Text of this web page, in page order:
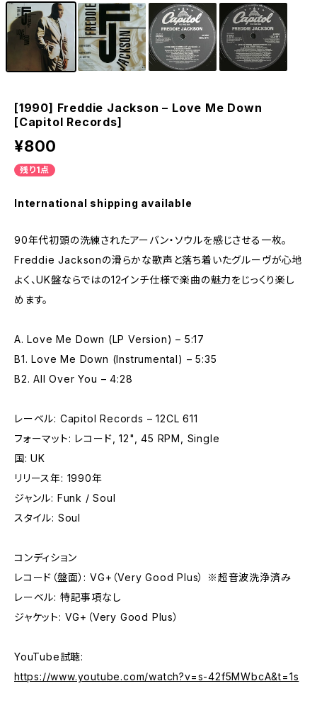
[1990] Freddie Jackson – Love Me Down
[Capitol Records]
¥800
残り1点
International shipping available
90年代初頭の洗練されたアーバン・ソウルを感じさせる一枚。
Freddie Jacksonの滑らかな歌声と落ち着いたグルーヴが心地
よく、UK盤ならではの12インチ仕様で楽曲の魅力をじっくり楽し
めます。
A. Love Me Down (LP Version) – 5:17
B1. Love Me Down (Instrumental) – 5:35
B2. All Over You – 4:28
レーベル: Capitol Records – 12CL 611
フォーマット: レコード, 12", 45 RPM, Single
国: UK
リリース年: 1990年
ジャンル: Funk / Soul
スタイル: Soul
コンディション
レコード（盤面）: VG+（Very Good Plus） ※超音波洗浄済み
レーベル: 特記事項なし
ジャケット: VG+（Very Good Plus）
YouTube試聴:
https://www.youtube.com/watch?v=s-42f5MWbcA&t=1s